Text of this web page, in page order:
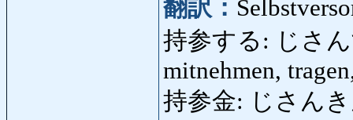
翻訳：
持参する: じさ
mitnehmen,
持参金: じさんき